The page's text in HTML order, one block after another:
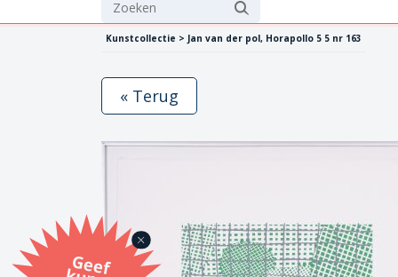
Kunstcollectie > Jan van der pol, Horapollo 5 5 nr 163
G
eef
u
n
st
a
d
o
m
et
e SB
K
u
n
stb
o
n
« Terug